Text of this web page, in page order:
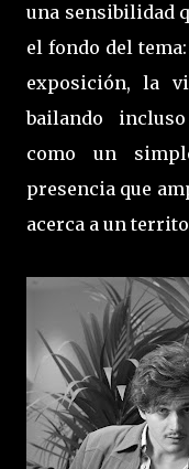
una sensibilidad
el fondo del
exposición, la
bailando
como un
presencia que
acerca a un